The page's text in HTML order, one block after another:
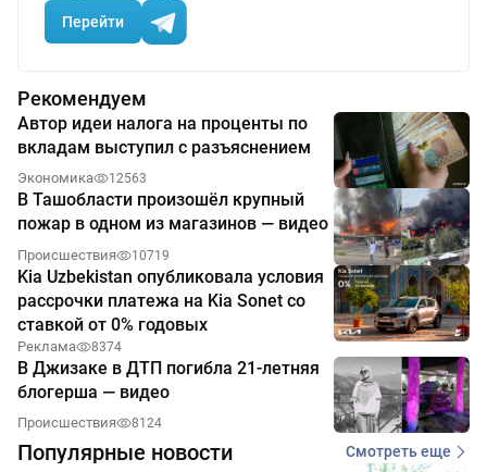
Перейти
Рекомендуем
Автор идеи налога на проценты по
вкладам выступил с разъяснением
Экономика 12563
В Ташобласти произошёл крупный
пожар в одном из магазинов — видео
Происшествия 10719
Kia Uzbekistan опубликовала условия
рассрочки платежа на Kia Sonet со
ставкой от 0% годовых
Реклама 8374
В Джизаке в ДТП погибла 21-летняя
блогерша — видео
Происшествия 8124
Популярные новости Смотреть еще